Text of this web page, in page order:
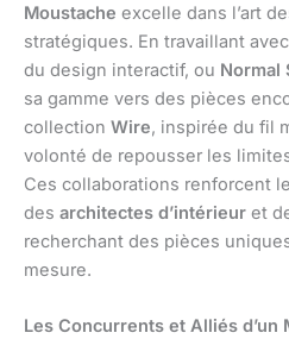
Moustache excelle dans l’art
stratégiques. En travaillant avec
du design interactif, ou Normal
sa gamme vers des pièces
collection Wire, inspirée du fil
volonté de repousser les
Ces collaborations renforcent
des architectes d’intérieur et
recherchant des pièces
mesure.
Les Concurrents et Alliés d’un